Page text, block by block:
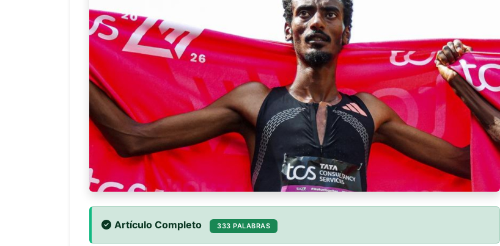
Artículo Completo 333 PALABRAS